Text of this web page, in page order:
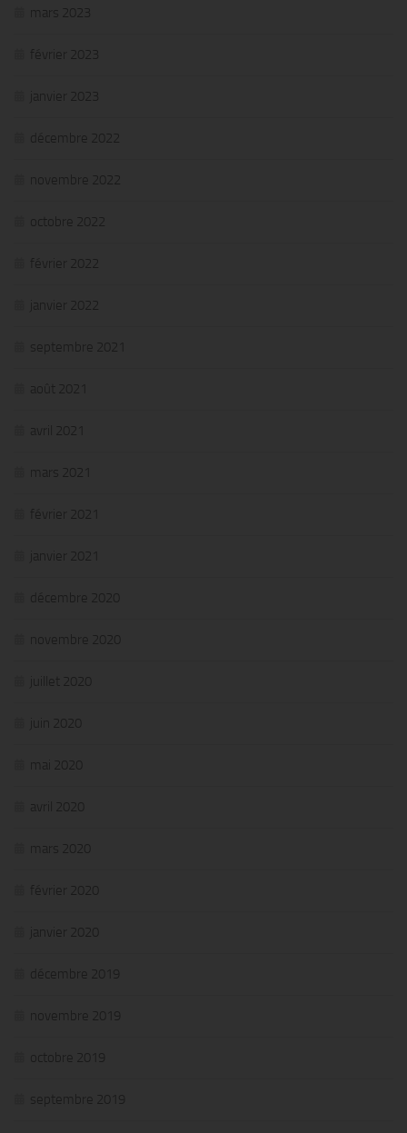
mars 2023
février 2023
janvier 2023
décembre 2022
novembre 2022
octobre 2022
février 2022
janvier 2022
septembre 2021
août 2021
avril 2021
mars 2021
février 2021
janvier 2021
décembre 2020
novembre 2020
juillet 2020
juin 2020
mai 2020
avril 2020
mars 2020
février 2020
janvier 2020
décembre 2019
novembre 2019
octobre 2019
septembre 2019